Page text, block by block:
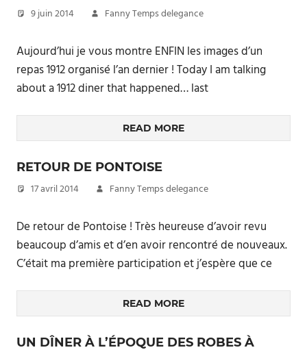
9 juin 2014 Fanny Temps delegance
Aujourd’hui je vous montre ENFIN les images d’un
repas 1912 organisé l’an dernier ! Today I am talking
about a 1912 diner that happened… last
READ MORE
RETOUR DE PONTOISE
17 avril 2014 Fanny Temps delegance
De retour de Pontoise ! Très heureuse d’avoir revu
beaucoup d’amis et d’en avoir rencontré de nouveaux.
C’était ma première participation et j’espère que ce
READ MORE
UN DÎNER À L’ÉPOQUE DES ROBES À